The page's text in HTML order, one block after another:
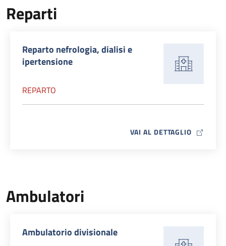
Reparti
Reparto nefrologia, dialisi e
ipertensione
REPARTO
VAI AL DETTAGLIO MAP ICON
Ambulatori
Ambulatorio divisionale